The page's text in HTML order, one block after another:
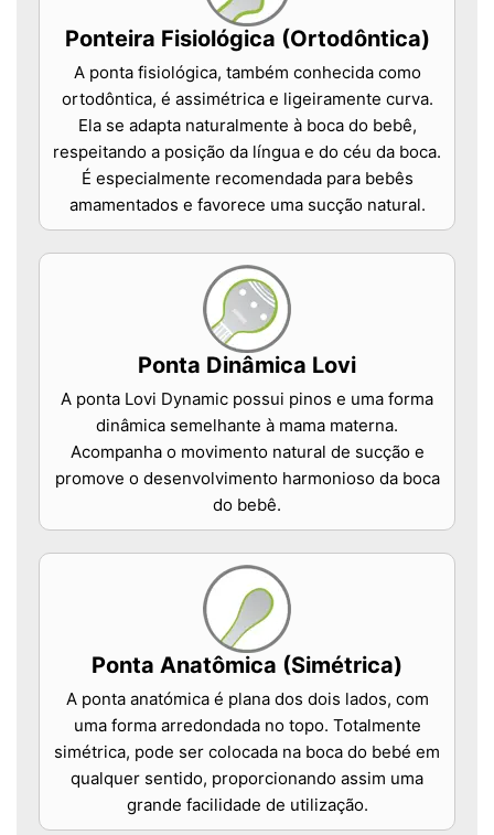
Ponteira Fisiológica (Ortodôntica)
A ponta fisiológica, também conhecida como
ortodôntica, é assimétrica e ligeiramente curva.
Ela se adapta naturalmente à boca do bebê,
respeitando a posição da língua e do céu da boca.
É especialmente recomendada para bebês
amamentados e favorece uma sucção natural.
Ponta Dinâmica Lovi
A ponta Lovi Dynamic possui pinos e uma forma
dinâmica semelhante à mama materna.
Acompanha o movimento natural de sucção e
promove o desenvolvimento harmonioso da boca
do bebê.
Ponta Anatômica (Simétrica)
A ponta anatómica é plana dos dois lados, com
uma forma arredondada no topo. Totalmente
simétrica, pode ser colocada na boca do bebé em
qualquer sentido, proporcionando assim uma
grande facilidade de utilização.